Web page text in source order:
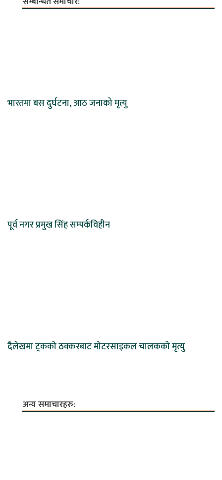
भारतमा बस दुर्घटना, आठ जनाको मृत्यु
पूर्व नगर प्रमुख सिंह सम्पर्कविहीन
दैलेखमा ट्रकको ठक्करबाट मोटरसाइकल चालकको मृत्यु
अन्य समाचारहरु: